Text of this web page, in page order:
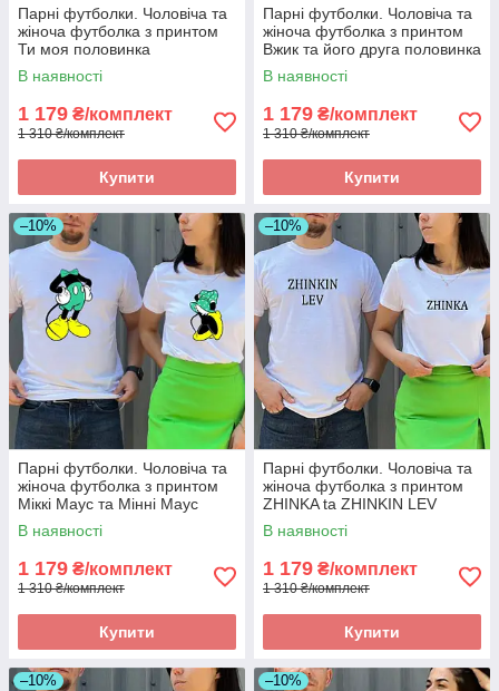
Парні футболки. Чоловіча та
жіноча футболка з принтом
Ти моя половинка
В наявності
1 179 ₴/комплект
1 310 ₴/комплект
Купити
Парні футболки. Чоловіча та
жіноча футболка з принтом
Вжик та його друга половинка
В наявності
1 179 ₴/комплект
1 310 ₴/комплект
Купити
–10%
Парні футболки. Чоловіча та
жіноча футболка з принтом
Міккі Маус та Мінні Маус
В наявності
1 179 ₴/комплект
1 310 ₴/комплект
Купити
–10%
Парні футболки. Чоловіча та
жіноча футболка з принтом
ZHINKA ta ZHINKIN LEV
В наявності
1 179 ₴/комплект
1 310 ₴/комплект
Купити
–10% –10%